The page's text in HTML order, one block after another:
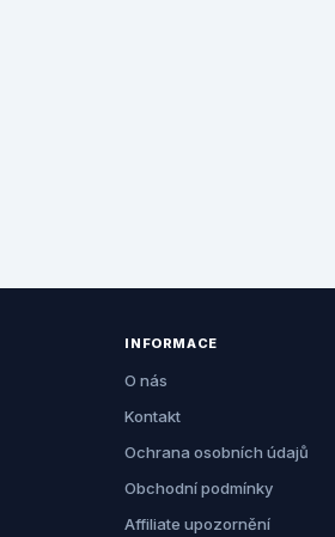
INFORMACE
O nás
Kontakt
Ochrana osobních údajů
Obchodní podmínky
Affiliate upozornění